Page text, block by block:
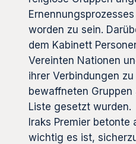
worden zu sein.
dem Kabinett
Vereinten Nationen
ihrer Verbindungen
bewaffneten
Liste gesetzt wurden.
Iraks Premier betonte
wichtig es ist,